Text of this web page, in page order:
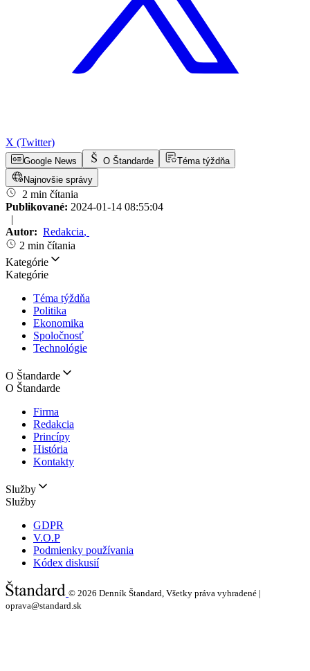
X (Twitter)
Google News O Štandarde
Téma týždňa
Najnovšie správy
2 min čítania
Publikované: 2024-01-14 08:55:04
|
Autor: Redakcia,
2 min čítania
Kategórie
Kategórie
Téma týždňa
Politika
Ekonomika
Spoločnosť
Technológie
O Štandarde
O Štandarde
Firma
Redakcia
Princípy
História
Kontakty
Služby
Služby
GDPR
V.O.P
Podmienky používania
Kódex diskusií
© 2026 Denník Štandard, Všetky práva vyhradené |
oprava@standard.sk